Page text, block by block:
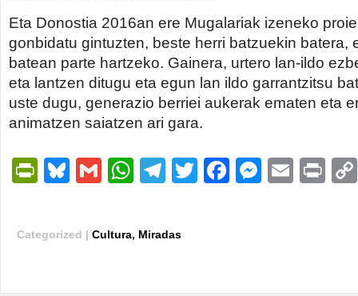
Eta Donostia 2016an ere Mugalariak izeneko
gonbidatu gintuzten, beste herri batzuekin batera,
batean parte hartzeko. Gainera, urtero lan-ildo
eta lantzen ditugu eta egun lan ildo garrantzitsu
uste dugu, generazio berriei aukerak ematen eta
animatzen saiatzen ari gara.
PrintFriendly
Bluesky
GmailWhatsApp
Telegram
TwitterFacebook
Email
Categorized | Cultura, Miradas